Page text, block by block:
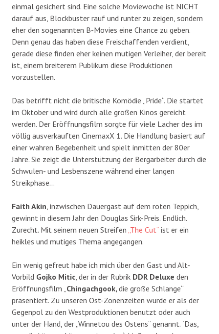
einmal gesichert sind. Eine solche Moviewoche ist NICHT
darauf aus, Blockbuster rauf und runter zu zeigen, sondern
eher den sogenannten B-Movies eine Chance zu geben.
Denn genau das haben diese Freischaffenden verdient,
gerade diese finden eher keinen mutigen Verleiher, der bereit
ist, einem breiterem Publikum diese Produktionen
vorzustellen.
Das betrifft nicht die britische Komödie „Pride“. Die startet
im Oktober und wird durch alle großen Kinos gereicht
werden. Der Eröffnungsfilm sorgte für viele Lacher des im
völlig ausverkauften CinemaxX 1. Die Handlung basiert auf
einer wahren Begebenheit und spielt inmitten der 80er
Jahre. Sie zeigt die Unterstützung der Bergarbeiter durch die
Schwulen- und Lesbenszene während einer langen
Streikphase…
Faith Akin , inzwischen Dauergast auf dem roten Teppich,
gewinnt in diesem Jahr den Douglas Sirk-Preis. Endlich.
Zurecht. Mit seinem neuen Streifen „The Cut“ ist er ein
heikles und mutiges Thema angegangen.
Ein wenig gefreut habe ich mich über den Gast und Alt-
Vorbild Gojko Mitic , der in der Rubrik DDR Deluxe den
Eröffnungsfilm „ Chingachgook, die große Schlange“
präsentiert. Zu unseren Ost-Zonenzeiten wurde er als der
Gegenpol zu den Westproduktionen benutzt oder auch
unter der Hand, der „Winnetou des Ostens“ genannt. ´Das,